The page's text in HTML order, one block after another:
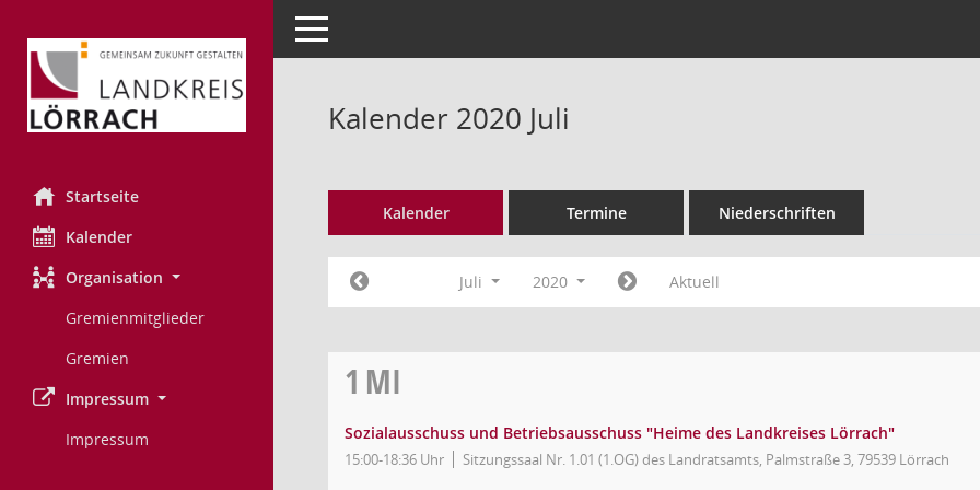
Startseite
Kalender
Organisation
Gremienmitglieder
Gremien
Impressum
Impressum
Toggle navigation
Kalender 2020 Juli
Kalender Termine Niederschriften
Juli 2020 Aktuell
1 MI
Sozialausschuss und Betriebsausschuss "Heime des Landkreises Lörrach"
15:00-18:36 Uhr Sitzungssaal Nr. 1.01 (1.OG) des Landratsamts, Palmstraße 3, 79539 Lörrach